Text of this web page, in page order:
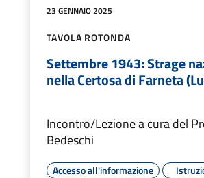
23 GENNAIO 2025
TAVOLA ROTONDA
Settembre 1943: Strage
nella Certosa di Farneta
Incontro/Lezione a cura del
Bedeschi
Accesso all'informazione